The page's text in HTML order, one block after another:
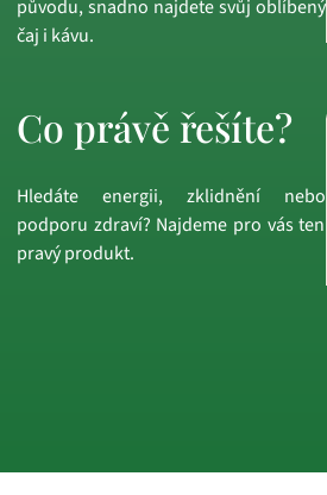
původu, snadno najdete svůj oblíbený
čaj i kávu.
Co právě řešíte?
Hledáte energii, zklidnění nebo
podporu zdraví? Najdeme pro vás ten
pravý produkt.